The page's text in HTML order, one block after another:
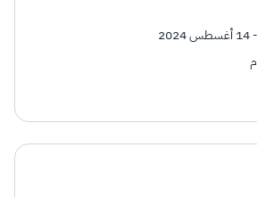
التصرفات العقارية